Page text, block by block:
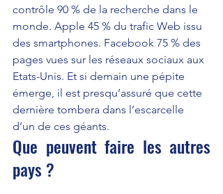
contrôle 90 % de la recherche dans le
monde. Apple 45 % du trafic Web issu
des smartphones. Facebook 75 % des
pages vues sur les réseaux sociaux aux
Etats-Unis. Et si demain une pépite
émerge, il est presqu’assuré que cette
dernière tombera dans l’escarcelle
d’un de ces géants.
Que peuvent faire les autres
pays ?